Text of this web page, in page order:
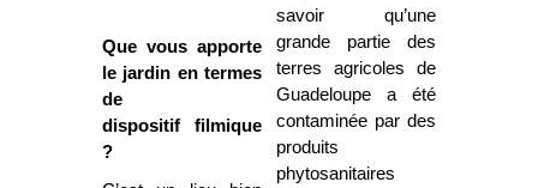
Que vous apporte
le jardin en termes
de
dispositif filmique
?
savoir qu’une
grande partie des
terres agricoles de
Guadeloupe a été
contaminée par des
produits
phytosanitaires